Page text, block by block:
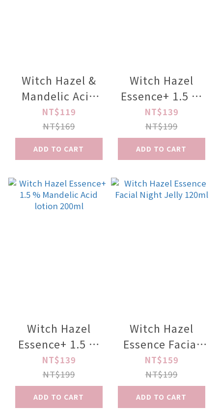
Witch Hazel &
Mandelic Acid
Toner
NT$119
NT$169
ADD TO CART
Witch Hazel
Essence+ 1.5 %
Mandelic
Acid200ml
NT$139
NT$199
ADD TO CART
Witch Hazel
Essence+ 1.5 %
Mandelic Acid
lotion 200ml
NT$139
NT$199
ADD TO CART
Witch Hazel
Essence Facial
Night Jelly
120ml
NT$159
NT$199
ADD TO CART